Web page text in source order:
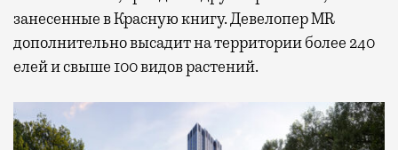
занесенные в Красную книгу. Девелопер MR
дополнительно высадит на территории более 240
елей и свыше 100 видов растений.